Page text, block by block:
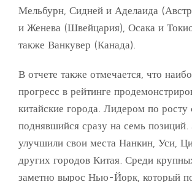
Мельбурн, Сидней и Аделаида
и Женева (Швейцария), Осака и
также Ванкувер (Канада).
В отчете также отмечается, что
прогресс в рейтинге
китайские города. Лидером по росту
поднявшийся сразу на семь позиций.
улучшили свои места Нанкин, Уси,
других городов Китая. Среди
заметно вырос Нью-Йорк, который